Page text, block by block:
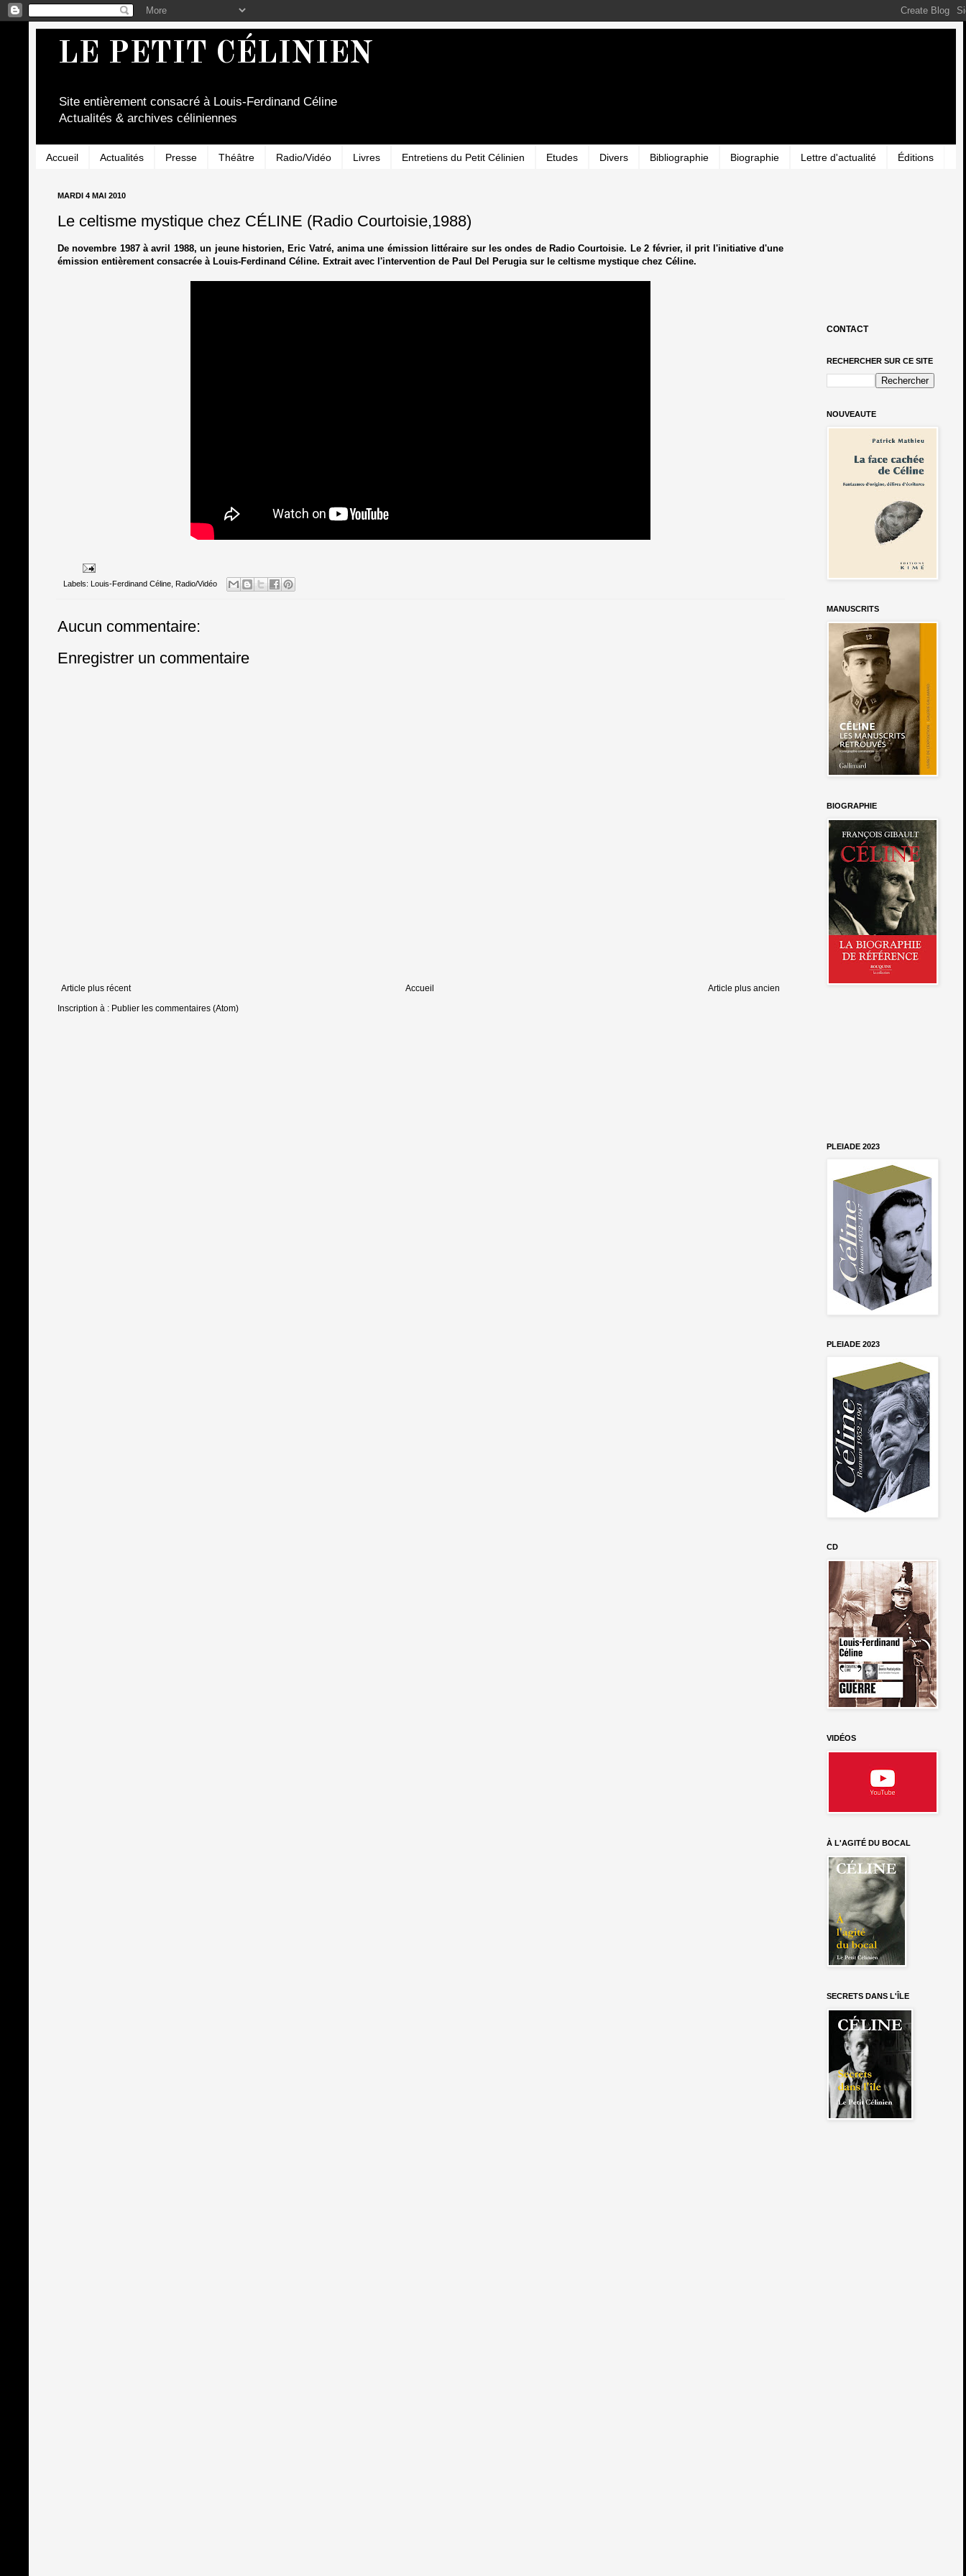
LE PETIT CÉLINIEN
Site entièrement consacré à Louis-Ferdinand Céline
Actualités & archives céliniennes
Accueil Actualités Presse Théâtre Radio/Vidéo Livres Entretiens du Petit Célinien Etudes Divers Bibliographie Biographie Lettre d'actualité Éditions
MARDI 4 MAI 2010
Le celtisme mystique chez CÉLINE (Radio Courtoisie,1988)
De novembre 1987 à avril 1988, un jeune historien, Eric Vatré, anima une émission littéraire sur les ondes de Radio Courtoisie. Le 2 février, il prit l'initiative d'une
émission entièrement consacrée à Louis-Ferdinand Céline. Extrait avec l'intervention de Paul Del Perugia sur le celtisme mystique chez Céline.
Labels: Louis-Ferdinand Céline Radio/Vidéo
Aucun commentaire:
Enregistrer un commentaire
Article plus récent Article plus ancien
Accueil
Inscription à : Publier les commentaires (Atom)
CONTACT
RECHERCHER SUR CE SITE
NOUVEAUTE
MANUSCRITS
BIOGRAPHIE
PLEIADE 2023
PLEIADE 2023
CD
VIDÉOS
À L'AGITÉ DU BOCAL
SECRETS DANS L'ÎLE